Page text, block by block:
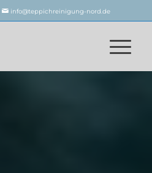
info@teppichreinigung-nord.de